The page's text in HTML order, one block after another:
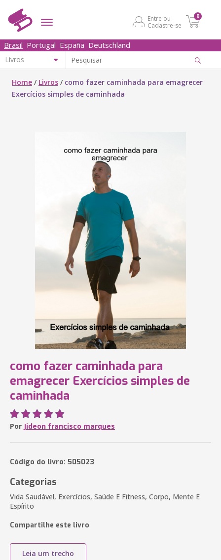
Entre ou
Cadastre-se
0
Brasil Portugal España Deutschland
Home / Livros / como fazer caminhada para emagrecer
Exercícios simples de caminhada
como fazer caminhada para
emagrecer Exercícios simples de
caminhada
Por Jideon francisco marques
Código do livro: 505023
Categorias
Vida Saudável, Exercícios, Saúde E Fitness, Corpo, Mente E
Espírito
Compartilhe este livro
Leia um trecho